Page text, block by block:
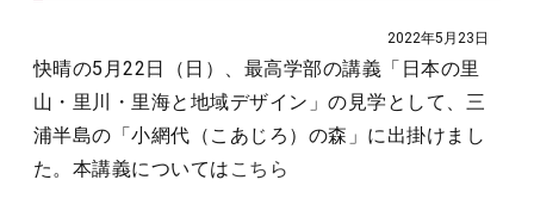
2022年5月23日
快晴の5月22日（日）、最高学部の講義「日本の里
山・里川・里海と地域デザイン」の見学として、三
浦半島の「小網代（こあじろ）の森」に出掛けまし
た。本講義については こちら